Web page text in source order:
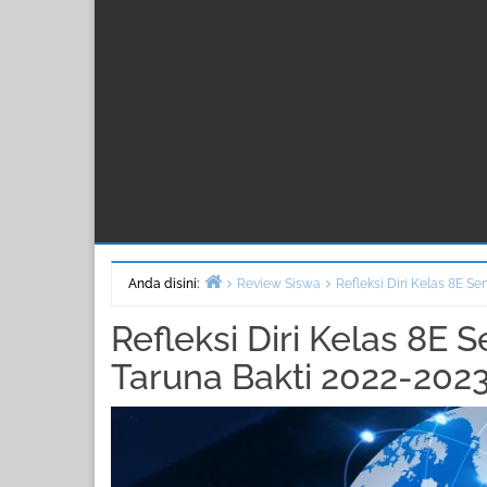
Anda disini:
Review Siswa Refleksi Diri Kelas 8E
Refleksi Diri Kelas 8E
Taruna Bakti 2022-